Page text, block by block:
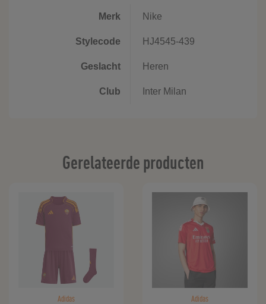
Merk Nike
Stylecode HJ4545-439
Geslacht Heren
Club Inter Milan
Gerelateerde producten
Adidas Adidas